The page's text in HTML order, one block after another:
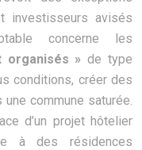
investisseurs avisés
concerne les
organisés » de type
conditions, créer des
commune saturée.
d’un projet hôtelier
à des résidences